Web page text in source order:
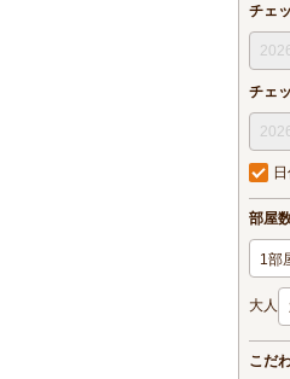
チェ
チェ
部屋
大人
こだ